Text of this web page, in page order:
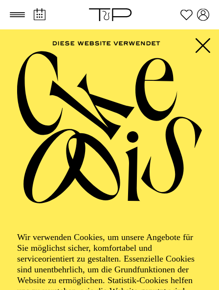
Zum Hauptinhalt springen Zum Footer springen
Wir verwenden Cookies, um unsere Angebote für
Sie möglichst sicher, komfortabel und
serviceorientiert zu gestalten. Essenzielle Cookies
sind unentbehrlich, um die Grundfunktionen der
Website zu ermöglichen. Statistik-Cookies helfen
Ver­an­staltungs­ort
mit Flair
Ein kurzer Überblick
Herzlich willkommen im Philharmonie
Essen Conference Center. Dank der
außergewöhnlich zentralen Lage, des
vielseitigen Raumangebotes und der
erstklassigen Hotelanbindung in direkter
Nachbarschaft ist das Philharmonie Essen
Conference Center der ideale Ort für Ihre
Zentrale Lage
Das Philharmonie Essen Conference Center befindet